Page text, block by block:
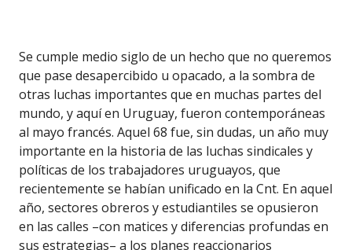
Se cumple medio siglo de un hecho que no queremos
que pase desapercibido u opacado, a la sombra de
otras luchas importantes que en muchas partes del
mundo, y aquí en Uruguay, fueron contemporáneas
al mayo francés. Aquel 68 fue, sin dudas, un año muy
importante en la historia de las luchas sindicales y
políticas de los trabajadores uruguayos, que
recientemente se habían unificado en la Cnt. En aquel
año, sectores obreros y estudiantiles se opusieron
en las calles –con matices y diferencias profundas en
sus estrategias– a los planes reaccionarios